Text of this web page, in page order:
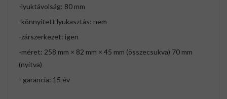
-lyuktávolság: 80 mm
-könnyített lyukasztás: nem
-zárszerkezet: igen
-méret: 258 mm × 82 mm × 45 mm (összecsukva) 70 mm
(nyitva)
- garancia: 15 év